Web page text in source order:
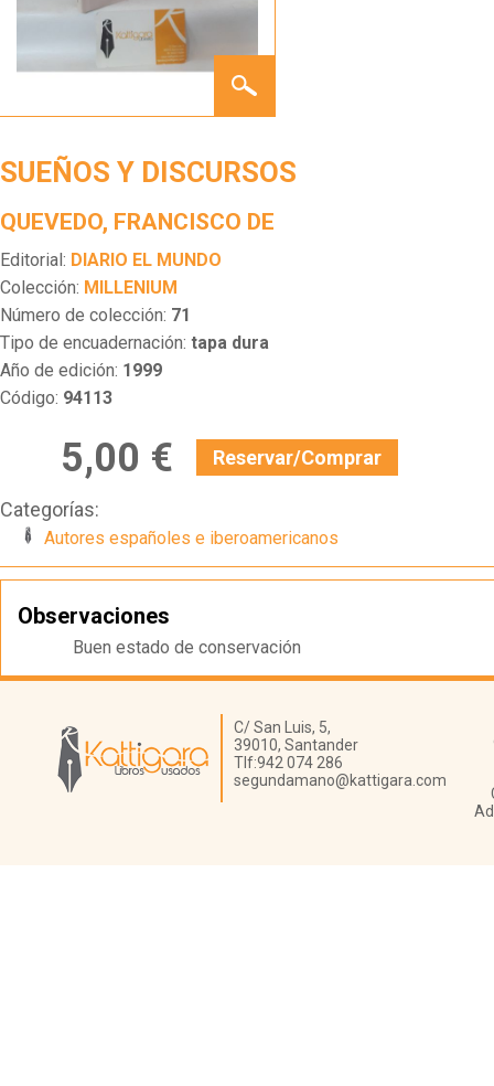
SUEÑOS Y DISCURSOS
QUEVEDO, FRANCISCO DE
Editorial: DIARIO EL MUNDO
Colección: MILLENIUM
Número de colección: 71
Tipo de encuadernación: tapa dura
Año de edición: 1999
Código: 94113
5,00 € Reservar/Comprar
Categorías:
Autores españoles e iberoamericanos
Observaciones
Buen estado de conservación
Librería Kattigara
C/ San Luis, 5,
39010, Santander
Tlf:942 074 286
segundamano@kattigara.com